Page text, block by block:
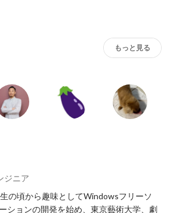
もっと見る
ジニア
の頃から趣味としてWindowsフリーソ
ションの開発を始め、東京藝術大学、劇